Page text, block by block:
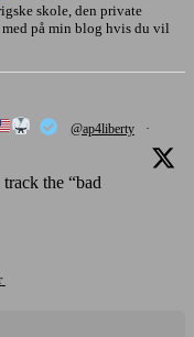
skole, den private
på min blog hvis du vil
@ap4liberty
·
the “bad